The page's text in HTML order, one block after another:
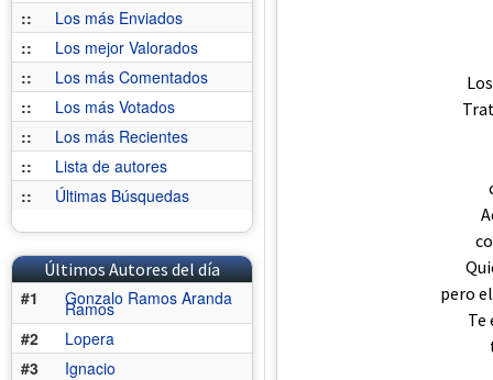
::
Los más Enviados
::
Los mejor Valorados
::
Los más Comentados
::
Los más Votados
::
Los más Recientes
::
Lista de autores
::
Últimas Búsquedas
Últimos Autores del día
#1
Gonzalo Ramos Aranda
Ramos
#2
Lopera
#3
Ignacio
pero
Te